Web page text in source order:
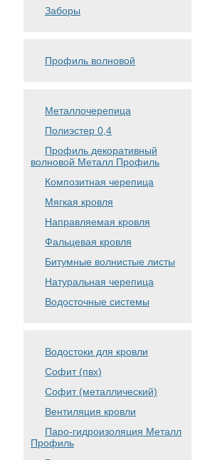
Заборы
Профиль волновой
Металлочерепица
Полиэстер 0,4
Профиль декоративный
волновой Металл Профиль
Композитная черепица
Мягкая кровля
Направляемая кровля
Фальцевая кровля
Битумные волнистые листы
Натуральная черепица
Водосточные системы
Водостоки для кровли
Софит (пвх)
Софит (металлический)
Вентиляция кровли
Паро-гидроизоляция Металл
Профиль